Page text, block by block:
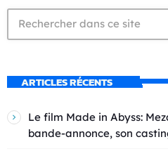
ARTICLES RÉCENTS
Le film Made in Abyss:
bande-annonce, son